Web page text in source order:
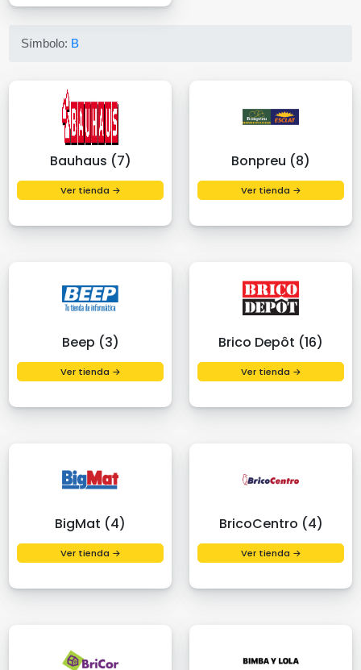
Símbolo: B
Bauhaus (7)
Ver tienda →
Bonpreu (8)
Ver tienda →
Beep (3)
Ver tienda →
Brico Depôt (16)
Ver tienda →
BigMat (4)
Ver tienda →
BricoCentro (4)
Ver tienda →